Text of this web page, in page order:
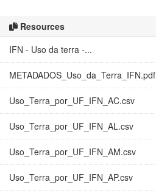
Resources
IFN - Uso da terra -...
METADADOS_Uso_da_Terra_IFN.pdf
Uso_Terra_por_UF_IFN_AC.csv
Uso_Terra_por_UF_IFN_AL.csv
Uso_Terra_por_UF_IFN_AM.csv
Uso_Terra_por_UF_IFN_AP.csv